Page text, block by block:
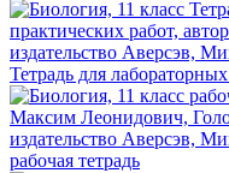
Тетрадь для
рабочая тетрадь